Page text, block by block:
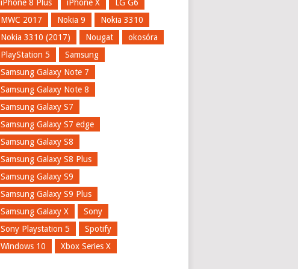
iPhone 8 Plus iPhone X
LG G6
MWC 2017
Nokia 9
Nokia 3310
Nokia 3310 (2017)
Nougat
okosóra
PlayStation 5
Samsung
Samsung Galaxy Note 7
Samsung Galaxy Note 8
Samsung Galaxy S7
Samsung Galaxy S7 edge
Samsung Galaxy S8
Samsung Galaxy S8 Plus
Samsung Galaxy S9
Samsung Galaxy S9 Plus
Samsung Galaxy X
Sony
Sony Playstation 5
Spotify
Windows 10
Xbox Series X